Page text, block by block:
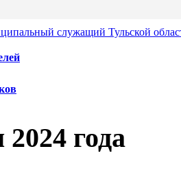
служащий Тульской
года